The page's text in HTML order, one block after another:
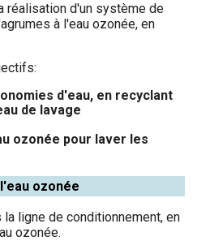
réalisation d'un système de
à l'eau ozonée, en
d'eau, en recyclant
de lavage
ozonée pour laver les
ozonée
ligne de conditionnement, en
ozonée.